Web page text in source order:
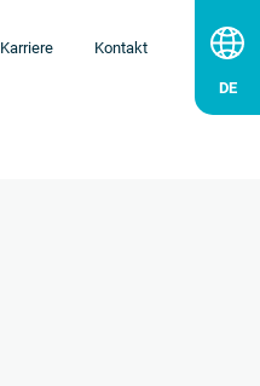
Karriere Kontakt